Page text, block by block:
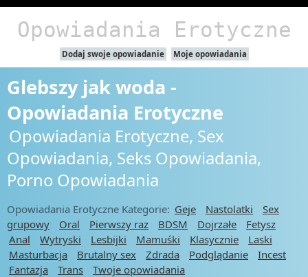
Opowiadania Erotyczne
Dodaj swoje opowiadanie Moje opowiadania
Glebszy jak woda -
Opowiadania Erotyczne
Opowiadania Erotyczne, Sex
Opowiadania, Seks Opowiadania,
Porno Opowiadania
Opowiadania Erotyczne Kategorie: Geje Nastolatki
Sex
grupowy
Oral Pierwszy raz BDSM Dojrzałe
Fetysz
Anal
Wytryski Lesbijki Mamuśki Klasycznie
Laski
Masturbacja
Brutalny sex Zdrada Podglądanie
Incest
Fantazja
Trans Twoje opowiadania